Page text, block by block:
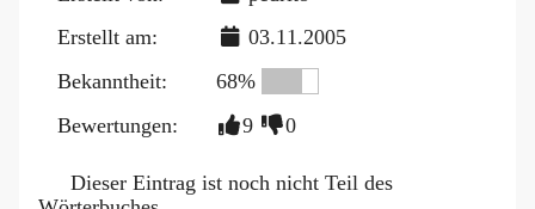
Erstellt am:
03.11.2005
Bekanntheit:
68%
Bewertungen:
9 0
Dieser Eintrag ist noch nicht Teil des